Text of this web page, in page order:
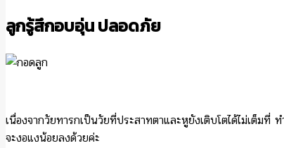
ลูกรู้สึกอบอุ่น ปลอดภัย
เนื่องจากวัยทารกเป็นวัยที่ประสาทตาและหูยังเติบโตได้ไม่เต็
จะงอแงน้อยลงด้วยค่ะ